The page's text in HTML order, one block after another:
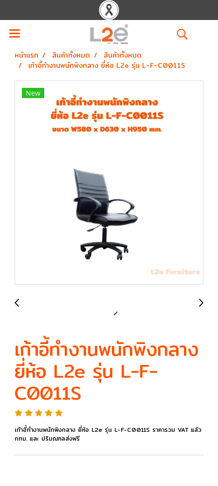
หน้าแรก สินค้าทั้งหมด
สินค้าทั้งหมด
เก้าอี้ทำงานพนักพิงกลาง ยี่ห้อ L2e รุ่น L-F-C0011S
New
เก้าอี้ทำงานพนักพิงกลาง
ยี่ห้อ L2e รุ่น L-F-
C0011S
เก้าอี้ทำงานพนักพิงกลาง ยี่ห้อ L2e รุ่น L-F-C0011S ราคารวม VAT แล้ว
กทม. และ ปริมณฑลส่งฟรี